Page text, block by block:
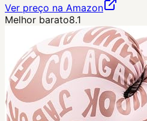
Ver preço na Amazon
Melhor barato8.1